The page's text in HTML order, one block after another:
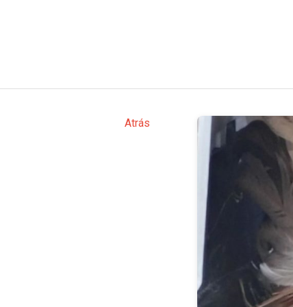
Atrás